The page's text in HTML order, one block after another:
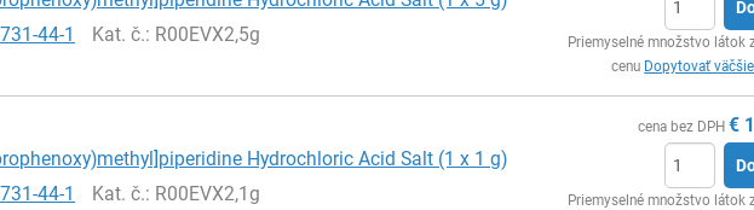
44-1 Kat. č.: R00EVX2,5g
Priemyselné množstvo látok
cenu Dopytovať
Hydrochloric Acid Salt (1 x 1 g)
44-1 Kat. č.: R00EVX2,1g
cena bez DPH €
Priemyselné množstvo látok